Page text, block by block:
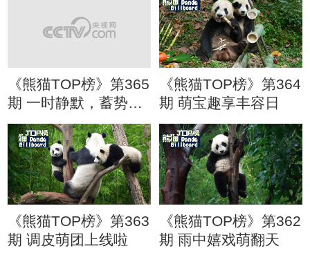
《熊猫TOP榜》第365
期 一时静默，蓄势待
发
《熊猫TOP榜》第364
期 萌宝趣享丰容日
《熊猫TOP榜》第363
期 调皮萌团上线啦
《熊猫TOP榜》第362
期 雨中嬉戏萌翻天